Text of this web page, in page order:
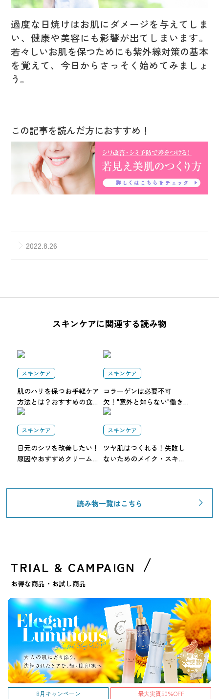
過度な日焼けはお肌にダメージを与えてしま
い、健康や美容にも影響が出てしまいます。
若々しいお肌を保つためにも紫外線対策の基本
を覚えて、今日からさっそく始めてみましょ
う。
この記事を読んだ方におすすめ！
2022.8.26
スキンケアに関連する読み物
スキンケア
肌のハリを保つお手軽ケア
方法とは？おすすめの食べ
物やハリがなくなる原因に
ついても解説
スキンケア
コラーゲンは必要不可
欠！"意外と知らない"働き
や効果的な摂取方法を解説
スキンケア
目元のシワを改善したい！
原因やおすすめクリーム・
スキンケア
ツヤ肌はつくれる！失敗し
ないためのメイク・スキン
読み物一覧はこちら
TRIAL & CAMPAIGN
お得な商品・お試し商品
8月キャンペーン 最大実質50％OFF